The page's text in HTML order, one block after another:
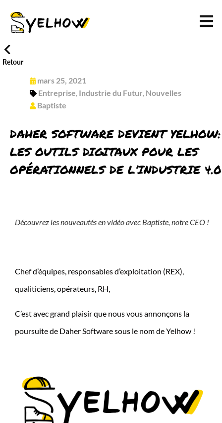
Retour
mars 25, 2021
Entreprise, Industrie du Futur, Nouvelles
Baptiste
DAHER SOFTWARE DEVIENT YELHOW:
LES OUTILS DIGITAUX POUR LES
OPÉRATIONNELS DE L’INDUSTRIE 4.0
Découvrez les nouveautés en vidéo avec Baptiste, notre CEO !
Chef d’équipes, responsables d’exploitation (REX),
qualiticiens, opérateurs, RH,
C’est avec grand plaisir que nous vous annonçons la
poursuite de Daher Software sous le nom de Yelhow !